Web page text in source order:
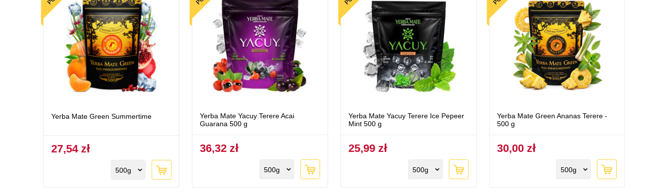
Yerba Mate Green Summertime
27,54 zł
500g
Yerba Mate Yacuy Terere Acai
Guarana 500 g
36,32 zł
500g
Yerba Mate Yacuy Terere Ice Pepeer
Mint 500 g
25,99 zł
500g
Yerba Mate Green Ananas Terere -
500 g
30,00 zł
500g